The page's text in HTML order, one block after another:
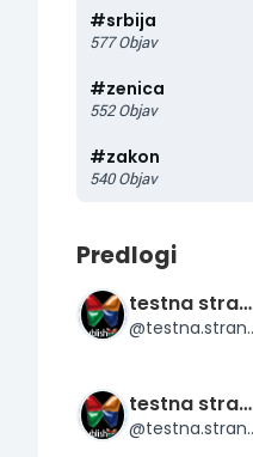
#srbija
577 Objav
#zenica
552 Objav
#zakon
540 Objav
Predlogi
testna stran 23
@testna.stran.23
testna stran 24
@testna.stran.24